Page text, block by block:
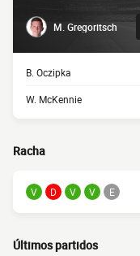
M. Gregoritsch
B. Oczipka
W. McKennie
Racha
V D V V E
Últimos partidos